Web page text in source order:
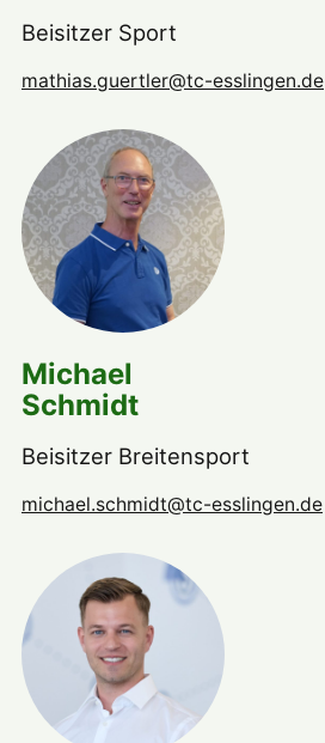
Beisitzer Sport
mathias.guertler@tc-esslingen.de
Michael
Schmidt
Beisitzer Breitensport
michael.schmidt@tc-esslingen.de